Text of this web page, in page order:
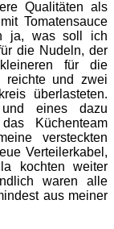
Qualitäten als
Tomatensauce
ja, was soll ich
die Nudeln, der
für die
reichte und zwei
überlasteten.
eines dazu
Küchenteam
versteckten
Verteilerkabel,
kochten weiter
waren alle
aus meiner